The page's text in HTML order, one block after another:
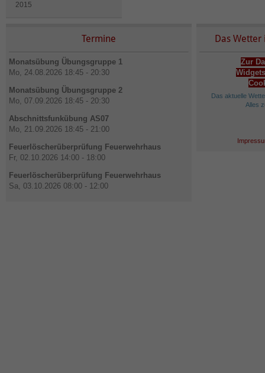
2015
Termine
Monatsübung Übungsgruppe 1
Mo, 24.08.2026 18:45 - 20:30
Monatsübung Übungsgruppe 2
Mo, 07.09.2026 18:45 - 20:30
Abschnittsfunkübung AS07
Mo, 21.09.2026 18:45 - 21:00
Feuerlöscherüberprüfung Feuerwehrhaus
Fr, 02.10.2026 14:00 - 18:00
Feuerlöscherüberprüfung Feuerwehrhaus
Sa, 03.10.2026 08:00 - 12:00
Das Wetter
Zur
Das aktuelle
Alles